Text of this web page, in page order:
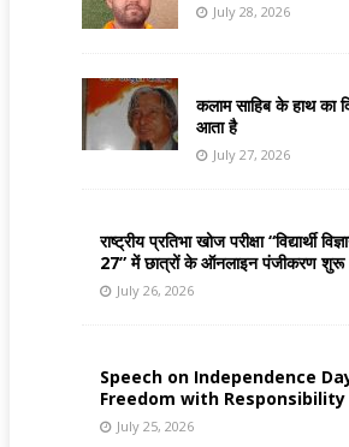
July 28, 2026
कलाम साहिब के हाथ का
आता है
July 27, 2026
राष्ट्रीय प्रतिभा खोज परीक्षा
27” में छात्रों के ऑनलाइन पंजीकरण शुरू
July 26, 2026
Speech on Independence
Freedom with Responsibility
July 25, 2026